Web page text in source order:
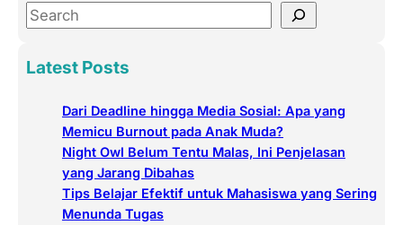
S
aLatest Posts
Dari Deadline hingga Media Sosial: Apa yang
Memicu Burnout pada Anak Muda?
Night Owl Belum Tentu Malas, Ini Penjelasan
yang Jarang Dibahas
Tips Belajar Efektif untuk Mahasiswa yang Sering
Menunda Tugas